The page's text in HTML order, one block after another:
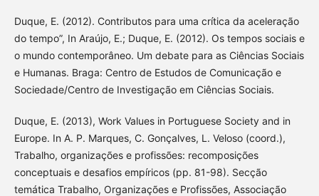
Duque, E. (2012). Contributos para uma crítica da aceleração
do tempo”, In Araújo, E.; Duque, E. (2012). Os tempos sociais e
o mundo contemporâneo. Um debate para as Ciências Sociais
e Humanas. Braga: Centro de Estudos de Comunicação e
Sociedade/Centro de Investigação em Ciências Sociais.
Duque, E. (2013), Work Values in Portuguese Society and in
Europe. In A. P. Marques, C. Gonçalves, L. Veloso (coord.),
Trabalho, organizações e profissões: recomposições
conceptuais e desafios empíricos (pp. 81-98). Secção
temática Trabalho, Organizações e Profissões, Associação